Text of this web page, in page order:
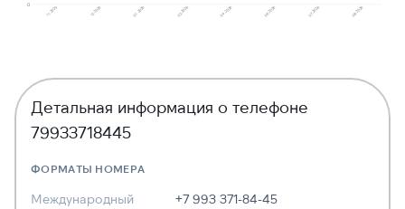
0 11.2025 12.2025 01.2026 02.2026 04.2026 06.2026 07.2026 08.2026
Детальная информация о телефоне
79933718445
ФОРМАТЫ НОМЕРА
Международный +7 993 371-84-45